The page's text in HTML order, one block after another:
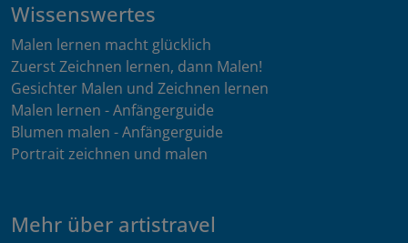
Wissenswertes
Malen lernen macht glücklich
Zuerst Zeichnen lernen, dann Malen!
Gesichter Malen und Zeichnen lernen
Malen lernen - Anfängerguide
Blumen malen - Anfängerguide
Portrait zeichnen und malen
Mehr über artistravel